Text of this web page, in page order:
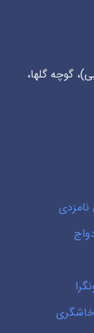
گوچه گلها،